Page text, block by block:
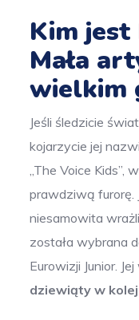
Kim jest
Mała
wielkim
Jeśli śledzicie
kojarzycie jej
„The Voice Kids”,
prawdziwą furorę.
niesamowita
została wybrana
Eurowizji Junior.
dziewiąty w